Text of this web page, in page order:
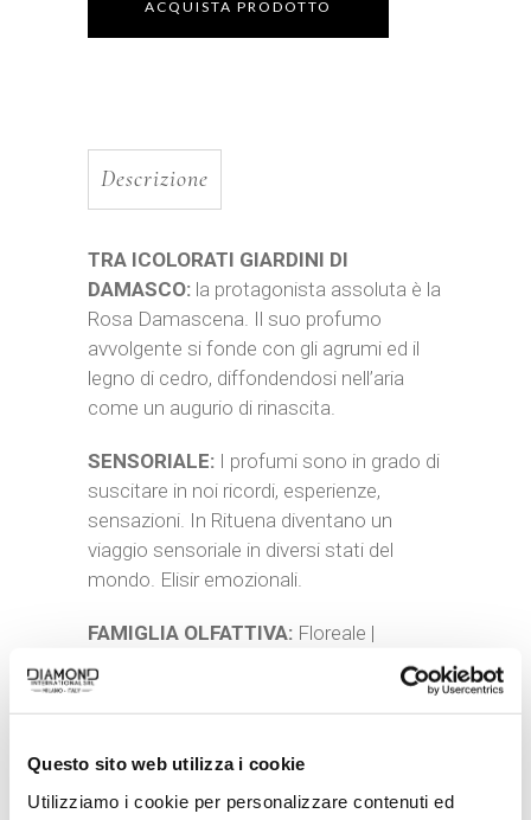
Questo sito web utilizza i cookie
Utilizziamo i cookie per personalizzare contenuti ed
ACQUISTA PRODOTTO
Descrizione
TRA ICOLORATI GIARDINI DI
DAMASCO: la protagonista assoluta è la
Rosa Damascena. Il suo profumo
avvolgente si fonde con gli agrumi ed il
legno di cedro, diffondendosi nell’aria
come un augurio di rinascita.
SENSORIALE: I profumi sono in grado di
suscitare in noi ricordi, esperienze,
sensazioni. In Rituena diventano un
viaggio sensoriale in diversi stati del
mondo. Elisir emozionali.
FAMIGLIA OLFATTIVA: Floreale |
Aromatica – Note di Testa: Arancio,
Pompelmo, Menta – Note di Cuore:
Rosa, Mughetto, Lampone – Note di
Fondo: Legno di Cedro, Ambra, Musk
MADE IN ITALY:Prodotto